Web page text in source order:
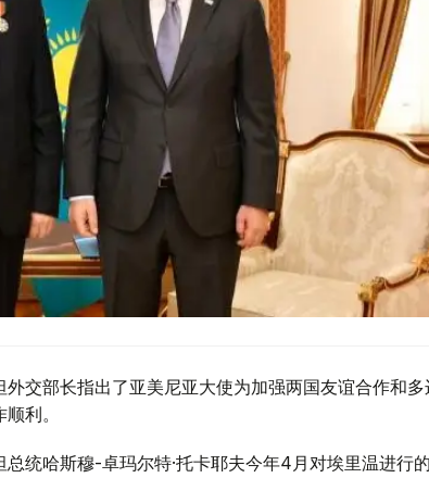
交部长指出了亚美尼亚大使为加强两国友谊合作和多
利。
统哈斯穆-卓玛尔特·托卡耶夫今年4月对埃里温进行